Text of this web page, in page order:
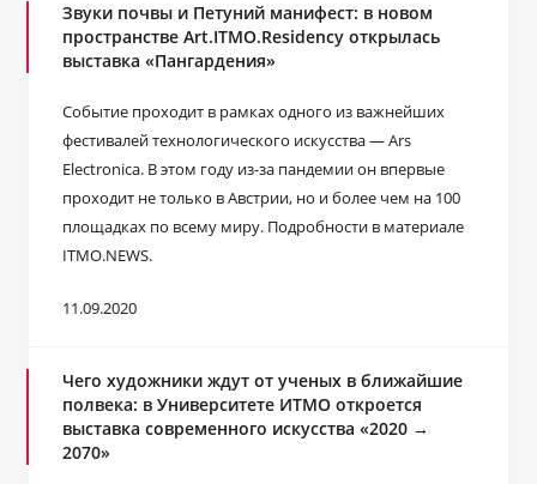
Звуки почвы и Петуний манифест: в новом
пространстве Art.ITMO.Residency открылась
выставка «Пангардения»
Событие проходит в рамках одного из важнейших
фестивалей технологического искусства ― Ars
Electronica. В этом году из-за пандемии он впервые
проходит не только в Австрии, но и более чем на 100
площадках по всему миру. Подробности в материале
ITMO.NEWS.
11.09.2020
Чего художники ждут от ученых в ближайшие
полвека: в Университете ИТМО откроется
выставка современного искусства «2020 →
2070»